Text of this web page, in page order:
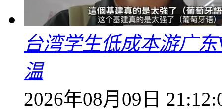
台湾学生低成本游广
温
2026年08月09日